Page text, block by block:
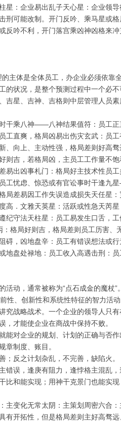
星：企业易出乱子天心星：企业领
可能改制。开门反吟、乘马星或格
反吟不利，开门落宫乘凶神凶格来
主体是全体员工，办企业必须依靠
状况，是整个预测过程中一个必不
星、吉神、吉格则中层管理人员素
干乘八神——八神结果值符：员工正
工直爽，格局凶易出伤灾玄武：员
、向上、主动性强，格局差则好高
则吉，若格局凶，主员工工作量不
易出凶事札门：格局好主技术性员
工忧虑、惊恐或有官讼事时干逢九
局差易因工作失误造成损失天任星
高．文雅天英星：活跃或性急天芮
纪守法天柱星：员工易发生口舌，
格局好则吉，格局差则员工历害、
碍，凶地盘辛：员工有错误想法或
地盘处禄地：员工收入高遇击刑：
动，通常被称为“点石成金的魔杖”
、创新性和系统性特征的智力活动
究战略战术。一个企业的领导人只
才能使企业在商战中保持不败。
能对企业的规划、计划的正确与否
章制度、账目。
反之计划杂乱，不完善，缺陷火。
误，逢庚有阻力，逢悖格主混乱，
比和能实现；用神干克景门也能实
变化无常太阴：主策划周密六合
开拓性，但是格局差则主好高骛远